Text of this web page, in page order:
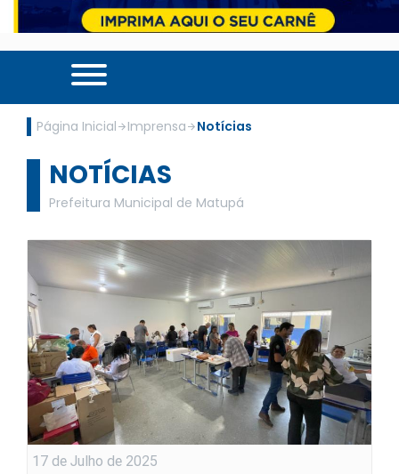
Página Inicial Imprensa Notícias
NOTÍCIAS
Prefeitura Municipal de Matupá
17 de Julho de 2025